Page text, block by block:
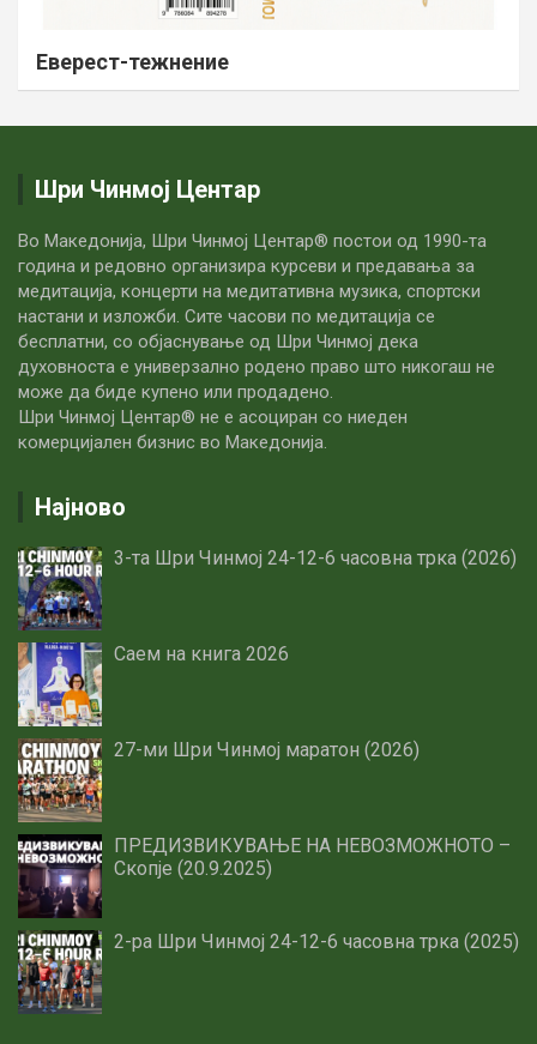
Еверест-тежнение
Шри Чинмој Центар
Во Македонија, Шри Чинмој Центар® постои од 1990-та
година и редовно организира курсеви и предавања за
медитација, концерти на медитативна музика, спортски
настани и изложби. Сите часови по медитацијa се
бесплатни, со објаснување од Шри Чинмој дека
духовноста е универзално родено право што никогаш не
може да биде купено или продадено.
Шри Чинмој Центар® не е асоциран со ниеден
комерцијален бизнис во Македонија.
Најново
3-та Шри Чинмој 24-12-6 часовна трка (2026)
Саем на книга 2026
27-ми Шри Чинмој маратон (2026)
ПРЕДИЗВИКУВАЊЕ НА НЕВОЗМОЖНОТО –
Скопје (20.9.2025)
2-ра Шри Чинмој 24-12-6 часовна трка (2025)